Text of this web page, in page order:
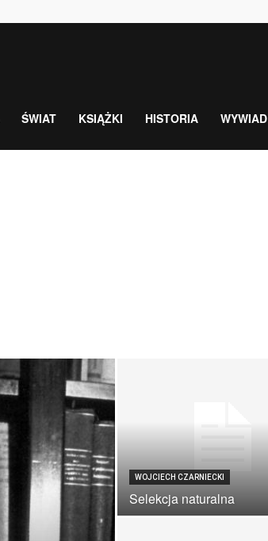
ŚWIAT KSIĄŻKI HISTORIA WYWIAD
WOJCIECH CZARNIECKI
Selekcja naturalna